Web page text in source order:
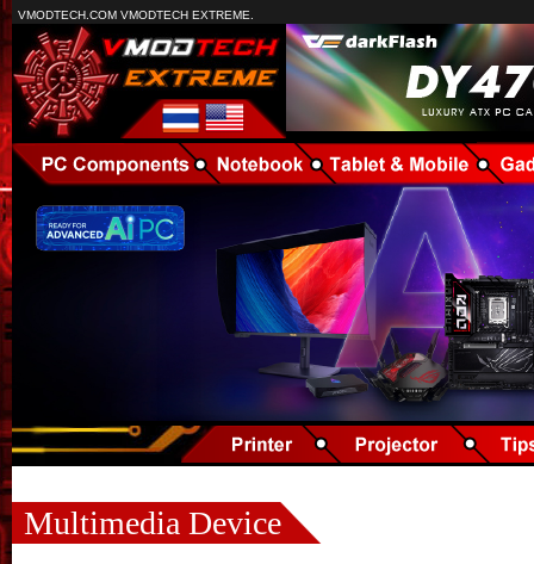
VMODTECH.COM VMODTECH EXTREME.
Multimedia Device